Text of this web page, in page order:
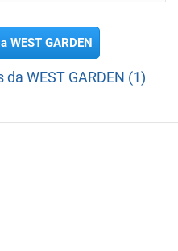
WEST GARDEN
WEST GARDEN (1)